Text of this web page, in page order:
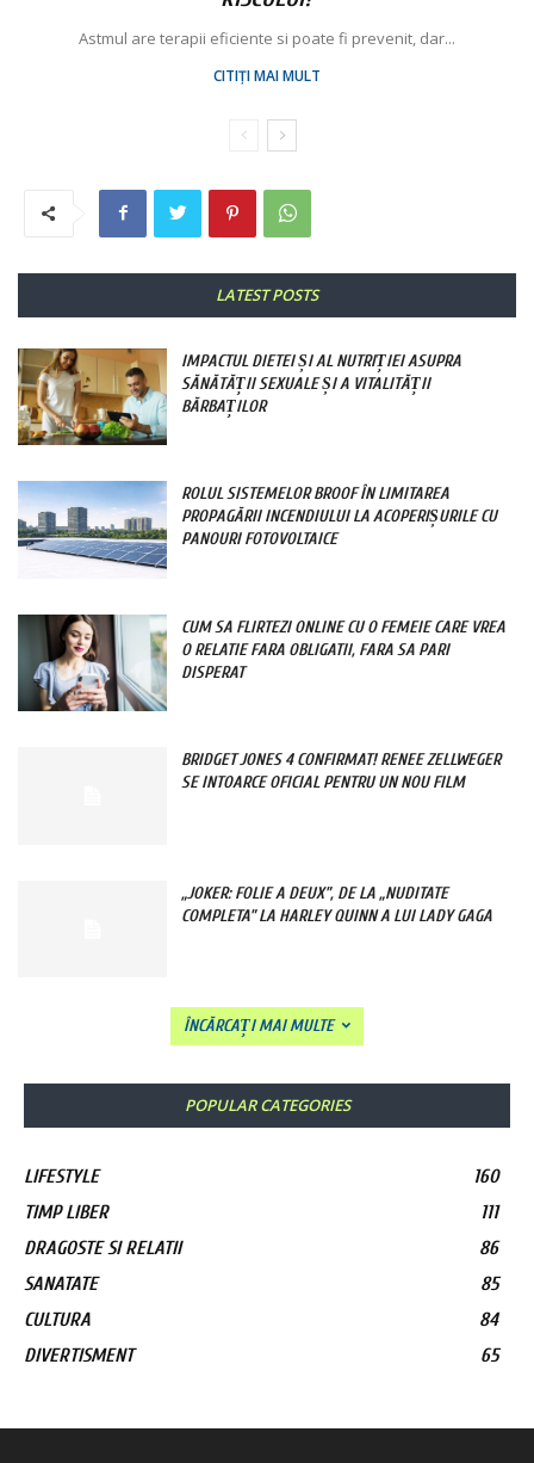
Astmul are terapii eficiente si poate fi prevenit, dar...
CITIȚI MAI MULT
LATEST POSTS
IMPACTUL DIETEI ȘI AL NUTRIȚIEI ASUPRA
SĂNĂTĂȚII SEXUALE ȘI A VITALITĂȚII
BĂRBAȚILOR
ROLUL SISTEMELOR BROOF ÎN LIMITAREA
PROPAGĂRII INCENDIULUI LA ACOPERIȘURILE CU
PANOURI FOTOVOLTAICE
CUM SA FLIRTEZI ONLINE CU O FEMEIE CARE VREA
O RELATIE FARA OBLIGATII, FARA SA PARI
DISPERAT
BRIDGET JONES 4 CONFIRMAT! RENEE ZELLWEGER
SE INTOARCE OFICIAL PENTRU UN NOU FILM
„JOKER: FOLIE A DEUX”, DE LA „NUDITATE
COMPLETA” LA HARLEY QUINN A LUI LADY GAGA
ÎNCĂRCAȚI MAI MULTE
POPULAR CATEGORIES
LIFESTYLE
160
TIMP LIBER
111
DRAGOSTE SI RELATII
86
SANATATE
85
CULTURA
84
DIVERTISMENT
65